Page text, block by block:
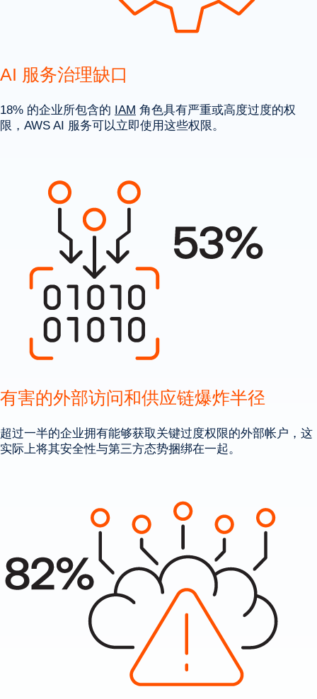
AI 服务治理缺口
18% 的企业所包含的 IAM 角色具有严重或高度过度的权
限，AWS AI 服务可以立即使用这些权限。
有害的外部访问和供应链爆炸半径
超过一半的企业拥有能够获取关键过度权限的外部帐户，这
实际上将其安全性与第三方态势捆绑在一起。